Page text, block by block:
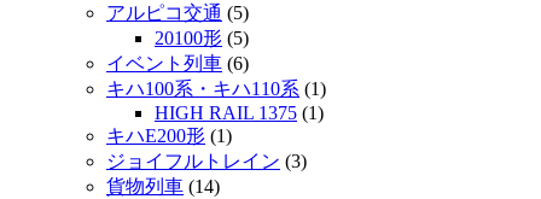
アルピコ交通 (5)
20100形 (5)
イベント列車 (6)
キハ100系・キハ110系 (1)
HIGH RAIL 1375 (1)
キハE200形 (1)
ジョイフルトレイン (3)
貨物列車 (14)